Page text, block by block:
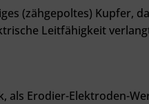
(zähgepoltes) Kupfer,
Leitfähigkeit
als Erodier-Elektroden-